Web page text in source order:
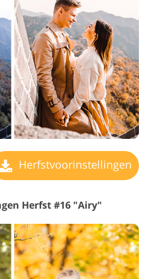
Herfstvoorinstellingen
Herfst #16 "Airy"